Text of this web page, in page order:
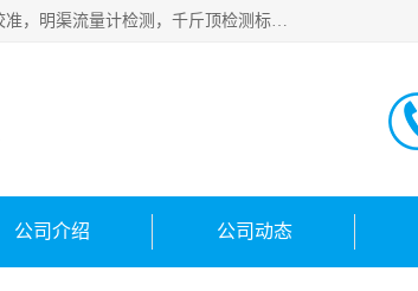
仪器仪表计量：压力表检测校准，燃气报警检测，可燃气体探测器检测，电磁流量计检测校准，明渠流量计检测，千斤顶检测标定，仪器校准，量具校准，仪表检测，仪器检测，计量设备校准；洁净室检测：洁净度检测，洁净厂房检测，无尘洁净室检测，悬浮粒子检测，*过滤器检测；安全阀校验：安全阀校验，安全阀检验，安全阀检测，安全阀年检，安全阀校正，安全阀校准；
公司介绍 公司动态